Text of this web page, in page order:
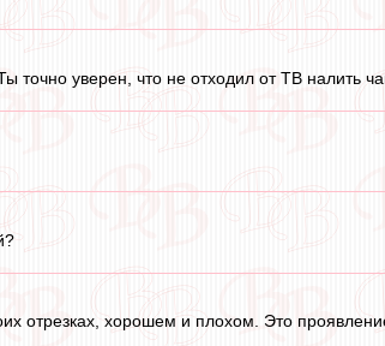
точно уверен, что не отходил от ТВ налить
отрезках, хорошем и плохом. Это